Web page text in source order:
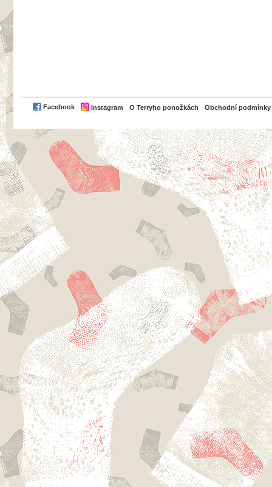
Facebook Instagram O Terryho ponožkách Obchodní podmínky
PayPal